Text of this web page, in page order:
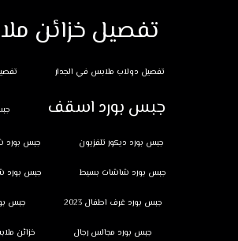
تفصيل خزائن
تفصيل دولاب ملابس في الجدار
جبس بورد اسقف
جبس بورد ديكور تلفزيون جبس بورد
جبس بورد شاشات بسيط جبس بورد
جبس بورد غرف اطفال 2023 جبس
جبس بورد مجالس رجال خزائن